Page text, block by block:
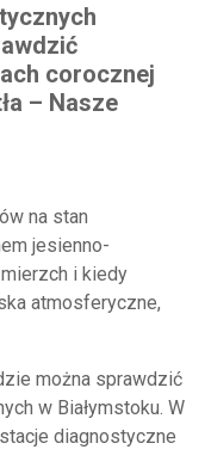
corocznej
– Nasze
na stan
jesienno-
i kiedy
atmosferyczne,
można sprawdzić
w Białymstoku. W
diagnostyczne